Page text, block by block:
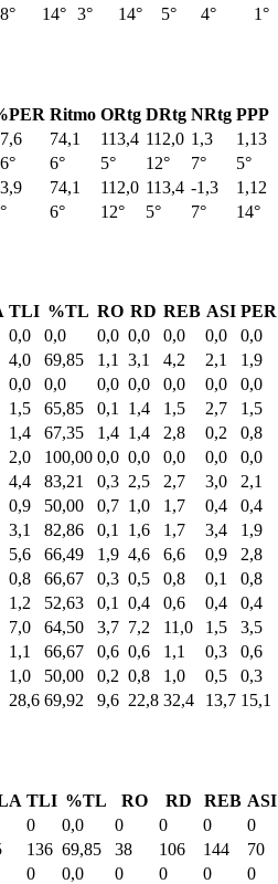
8° 14° 3° 14° 5° 4° 1°
Ritmo ORtg DRtg NRtg PPP
74,1 113,4 112,0 1,3
1,13
6° 5° 12° 7°
5°
74,1 112,0 113,4 -1,3
1,12
6° 12° 5° 7° 14°
TLI %TL RO RD REB ASI PER
0,0 0,0 0,0 0,0 0,0 0,0 0,0
4,0 69,85 1,1 3,1 4,2 2,1 1,9
0,0 0,0 0,0 0,0 0,0 0,0 0,0
1,5 65,85 0,1 1,4 1,5 2,7 1,5
1,4 67,35 1,4 1,4 2,8 0,2 0,8
2,0 100,00 0,0 0,0 0,0 0,0 0,0
4,4 83,21 0,3 2,5 2,7 3,0 2,1
0,9 50,00 0,7 1,0 1,7 0,4 0,4
3,1 82,86 0,1 1,6 1,7 3,4 1,9
5,6 66,49 1,9 4,6 6,6 0,9 2,8
0,8 66,67 0,3 0,5 0,8 0,1 0,8
1,2 52,63 0,1 0,4 0,6 0,4 0,4
7,0 64,50 3,7 7,2 11,0 1,5 3,5
1,1 66,67 0,6 0,6 1,1 0,3 0,6
1,0 50,00 0,2 0,8 1,0 0,5 0,3
28,6 69,92 9,6 22,8 32,4 13,7 15,1
TLI %TL RO RD REB ASI
0 0,0 0 0 0 0
136 69,85 38 106 144 70
0 0,0 0 0 0 0